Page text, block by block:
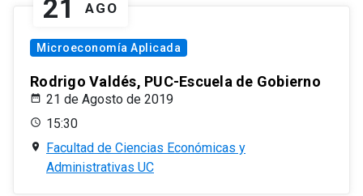
21 AGO
Microeconomía Aplicada
Rodrigo Valdés, PUC-Escuela de Gobierno
21 de Agosto de 2019
15:30
Facultad de Ciencias Económicas y
Administrativas UC